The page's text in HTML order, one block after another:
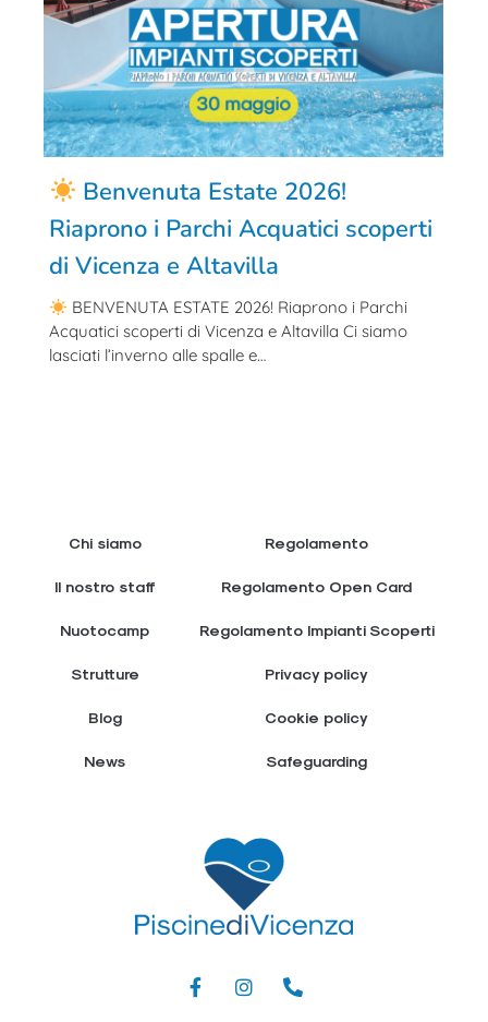
Benvenuta Estate 2026!
Riaprono i Parchi Acquatici scoperti
di Vicenza e Altavilla
BENVENUTA ESTATE 2026! Riaprono i Parchi
Acquatici scoperti di Vicenza e Altavilla Ci siamo
lasciati l’inverno alle spalle e…
Chi siamo
Il nostro staff
Nuotocamp
Strutture
Blog
News
Regolamento
Regolamento Open Card
Regolamento Impianti Scoperti
Privacy policy
Cookie policy
Safeguarding